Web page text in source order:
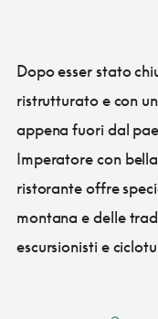
Dopo esser stato
ristrutturato e con
appena fuori dal
Imperatore con
ristorante offre
montana e delle
escursionisti e